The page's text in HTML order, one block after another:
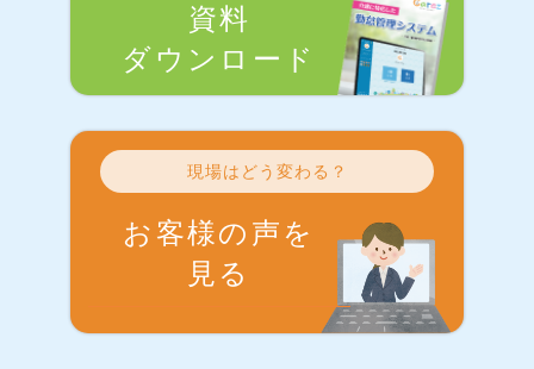
資料
ダウンロード
現場はどう変わる？
お客様の声を
見る